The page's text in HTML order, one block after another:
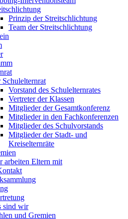
Prinzip der Streitschlichtung
Team der Streitschlichtung
Schulelternrat
Vorstand des Schulelternrates
Vertreter der Klassen
Mitglieder der Gesamtkonferenz
Mitglieder in den Fachkonferenzen
Mitglieder des Schulvorstands
Mitglieder der Stadt- und
Kreiselternräte
arbeiten Eltern mit
sind wir
und Gremien